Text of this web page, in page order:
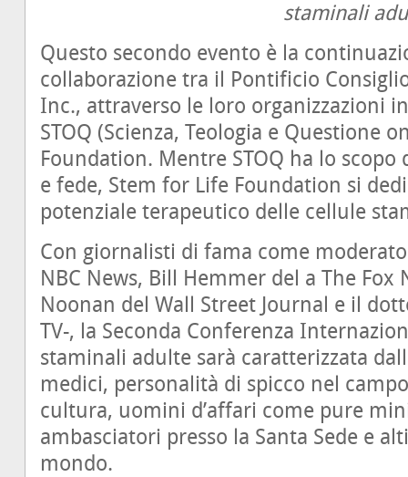
staminali
Questo secondo evento è la
collaborazione tra il Pontificio
Inc., attraverso le loro organizzazioni
STOQ (Scienza, Teologia e Questione
Foundation. Mentre STOQ ha lo
e fede, Stem for Life Foundation si
potenziale terapeutico delle cellule
Con giornalisti di fama come
NBC News, Bill Hemmer del a The Fox
Noonan del Wall Street Journal e il
TV-, la Seconda Conferenza
staminali adulte sarà caratterizzata
medici, personalità di spicco nel
cultura, uomini d’affari come pure
ambasciatori presso la Santa Sede e
mondo.